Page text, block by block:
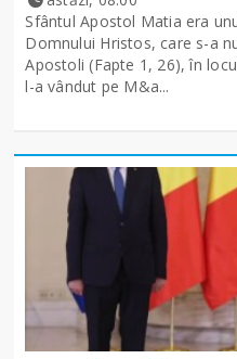
Sfântul Apostol Matia era
Domnului Hristos, care s-a
Apostoli (Fapte 1, 26), în
l-a vândut pe M&a...